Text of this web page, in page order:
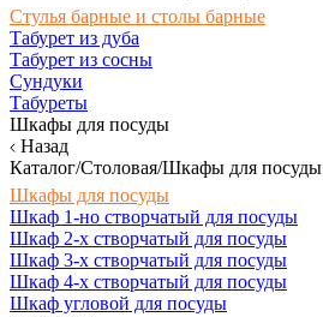
Стулья барные и столы барные
Табурет из дуба
Табурет из сосны
Сундуки
Табуреты
Шкафы для посуды
Назад
Каталог/Столовая/Шкафы для посуды
Шкафы для посуды
Шкаф 1-но створчатый для посуды
Шкаф 2-х створчатый для посуды
Шкаф 3-х створчатый для посуды
Шкаф 4-х створчатый для посуды
Шкаф угловой для посуды